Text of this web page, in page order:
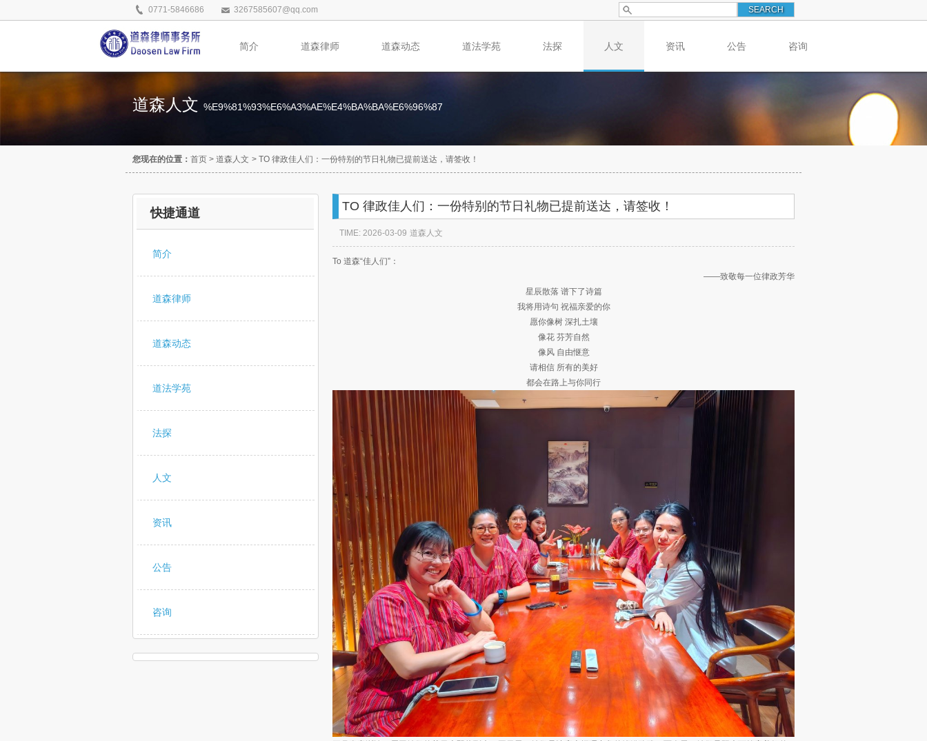
0771-5846686 3267585607@qq.com
简介 道森律师 道森动态 道法学苑 法探 人文 资讯 公告 咨询
道森人文 %E9%81%93%E6%A3%AE%E4%BA%BA%E6%96%87
您现在的位置： 首页 > 道森人文 > TO 律政佳人们：一份特别的节日礼物已提前送达，请签收！
快捷通道
简介
道森律师
道森动态
道法学苑
法探
人文
资讯
公告
咨询
TO 律政佳人们：一份特别的节日礼物已提前送达，请签收！
TIME: 2026-03-09 道森人文
To 道森“佳人们”：
——致敬每一位律政芳华
星辰散落 谱下了诗篇
我将用诗句 祝福亲爱的你
愿你像树 深扎土壤
像花 芬芳自然
像风 自由惬意
请相信 所有的美好
都会在路上与你同行